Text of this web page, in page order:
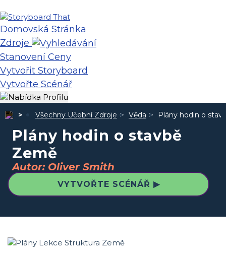
Domovská Stránka
Zdroje
Stanovení Ceny
Vytvořit Storyboard
Vytvořte Scénář
Všechny Učební Zdroje Věda Plány hodin o
Plány hodin o stavbě
Země
Autor: Oliver Smith
VYTVOŘTE SCÉNÁŘ ▶